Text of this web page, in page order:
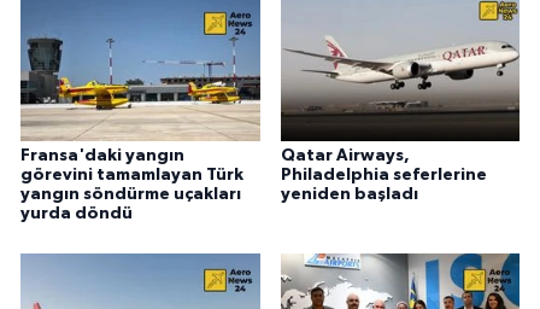
Fransa'daki yangın
görevini tamamlayan Türk
yangın söndürme uçakları
yurda döndü
Qatar Airways,
Philadelphia seferlerine
yeniden başladı